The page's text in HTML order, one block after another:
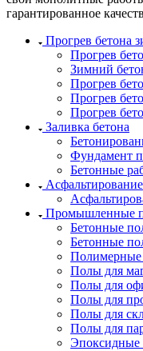
гарантированное
Прогрев бетона
Прогрев
Зимний
Прогрев
Прогрев
Прогрев
Заливка бетона
Фундамент
Бетонные
Асфальтирование
Промышленные
Бетонные
Бетонные
Полы для
Полы для
Полы для
Полы для
Полы для
Эпоксидные